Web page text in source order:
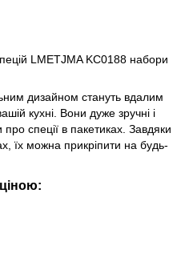
LMETJMA KC0188 набори
дизайном стануть вдалим
кухні. Вони дуже зручні і
спеції в пакетиках. Завдяки
їх можна прикріпити на будь-